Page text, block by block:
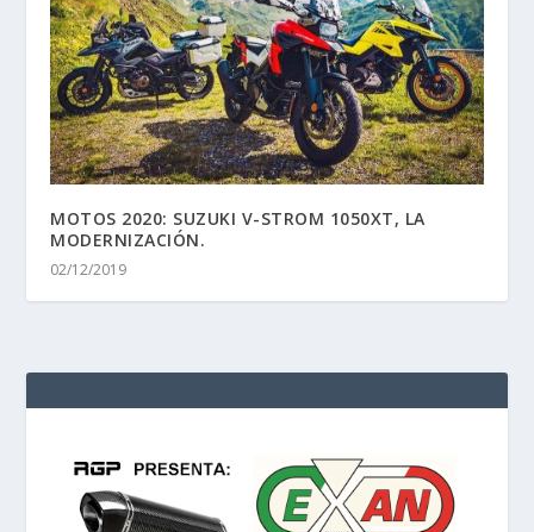
MOTOS 2020: SUZUKI V-STROM 1050XT, LA
MODERNIZACIÓN.
02/12/2019